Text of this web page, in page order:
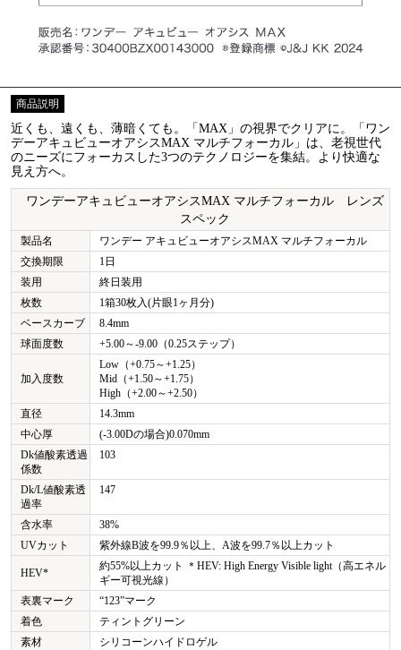
商品説明
近くも、遠くも、薄暗くても。「MAX」の視界でクリアに。「ワン
デーアキュビューオアシスMAX マルチフォーカル」は、老視世代
のニーズにフォーカスした3つのテクノロジーを集結。より快適な
見え方へ。
ワンデーアキュビューオアシスMAX マルチフォーカル レンズ
スペック
製品名
ワンデー アキュビューオアシスMAX マルチフォーカル
交換期限
1日
装用
終日装用
枚数
1箱30枚入(片眼1ヶ月分)
ベースカーブ
8.4mm
球面度数
+5.00～-9.00（0.25ステップ）
加入度数
Low（+0.75～+1.25）
Mid（+1.50～+1.75）
High（+2.00～+2.50）
直径
14.3mm
中心厚
(-3.00Dの場合)0.070mm
Dk値酸素透過
係数
103
Dk/L値酸素透
過率
147
含水率
38%
UVカット
紫外線B波を99.9％以上、A波を99.7％以上カット
HEV*
約55%以上カット ＊HEV: High Energy Visible light（高エネル
ギー可視光線）
表裏マーク
“123”マーク
着色
ティントグリーン
素材
シリコーンハイドロゲル